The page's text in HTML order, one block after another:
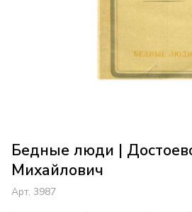
Бедные люди |
Михайлович
Арт. 3987